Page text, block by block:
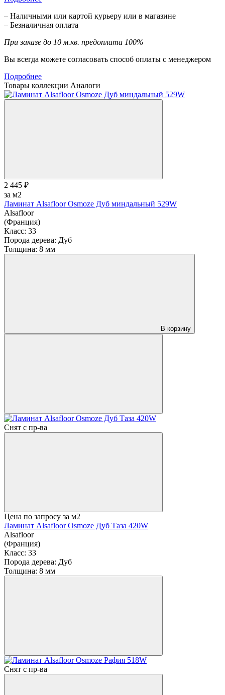
– Наличными или картой курьеру или в магазине
– Безналичная оплата
При заказе до 10 м.кв. предоплата 100%
Вы всегда можете согласовать способ оплаты с менеджером
Подробнее
Товары коллекции Аналоги
2 445 ₽
за м2
Ламинат Alsafloor Osmoze Дуб миндальный 529W
Alsafloor
(Франция)
Класс: 33
Порода дерева: Дуб
Толщина: 8 мм
В корзину
Снят с пр-ва
Цена по запросу за м2
Ламинат Alsafloor Osmoze Дуб Таза 420W
Alsafloor
(Франция)
Класс: 33
Порода дерева: Дуб
Толщина: 8 мм
Снят с пр-ва